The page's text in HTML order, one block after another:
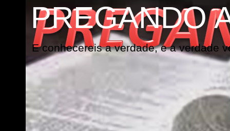
PREGANDO
E conhecereis a verdade, e a verdade